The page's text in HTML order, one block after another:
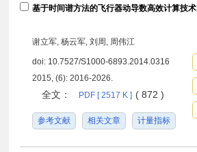
基于时间谱方法的飞行器动导数高效计算技术
谢立军, 杨云军, 刘周, 周伟江
doi: 10.7527/S1000-6893.2014.0316
2015, (6): 2016-2026.
全文： PDF [ 2517 K ] ( 872 )
参考文献 相关文章 计量指标